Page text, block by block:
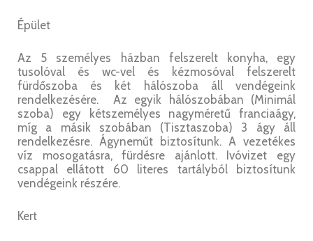
Épület
Az 5 személyes házban felszerelt konyha, egy
tusolóval és wc-vel és kézmosóval felszerelt
fürdőszoba és két hálószoba áll vendégeink
rendelkezésére. Az egyik hálószobában (Minimál
szoba) egy kétszemélyes nagyméretű franciaágy,
míg a másik szobában (Tisztaszoba) 3 ágy áll
rendelkezésre. Ágyneműt biztosítunk. A vezetékes
víz mosogatásra, fürdésre ajánlott. Ivóvizet egy
csappal ellátott 60 literes tartályból biztosítunk
vendégeink részére.
Kert